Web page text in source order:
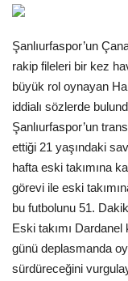
Şanlıurfa
Eğitim
Spor
Gündem
Tekno Bilim
Ekonomi
Siyaset
Şanlıurfaspor’un
rakip fileleri bir kez
büyük rol oynayan
iddialı sözlerde
Şanlıurfaspor’un
ettiği 21 yaşındaki
hafta eski takımına
görevi ile eski
bu futbolunu 51.
Eski takımı
günü deplasmanda
sürdüreceğini